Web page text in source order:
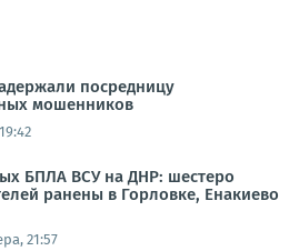
посредницу
мошенников
БПЛА ВСУ на ДНР: шестеро
ранены в Горловке, Енакиево
21:57